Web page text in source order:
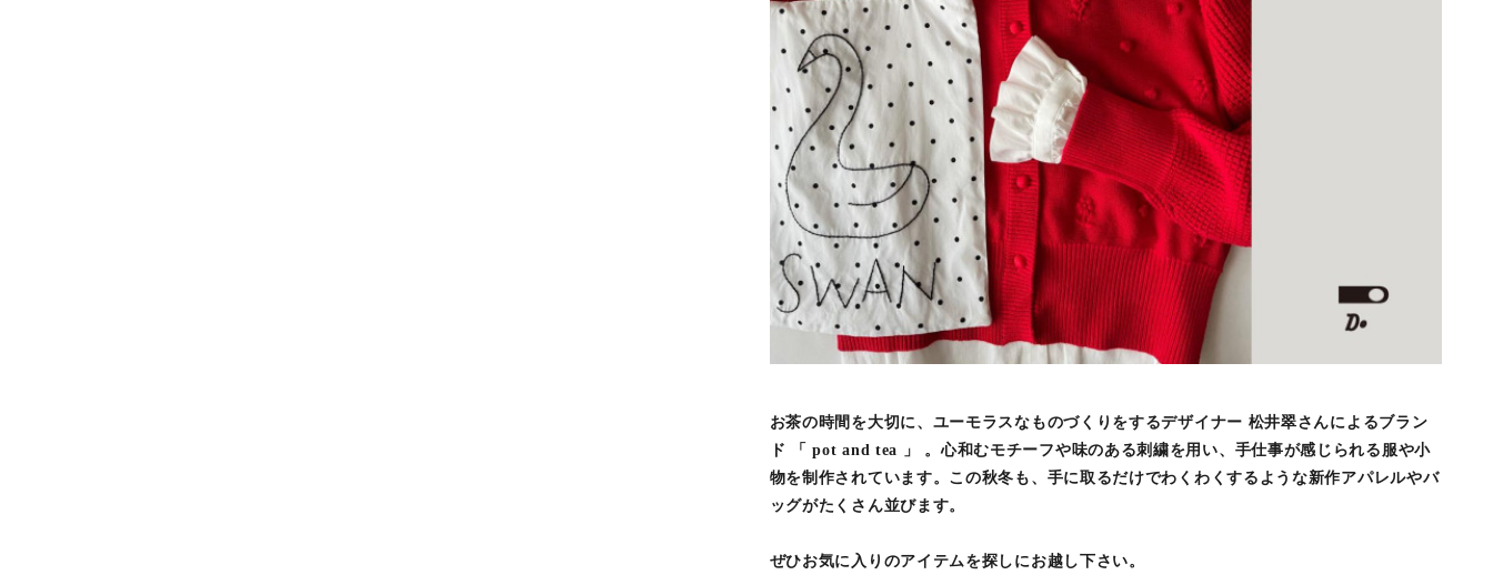
お茶の時間を大切に、ユーモラスなものづくりをするデザイナー 松井翠さんによるブラン
ド 「 pot and tea 」 。心和むモチーフや味のある刺繍を用い、手仕事が感じられる服や小
物を制作されています。この秋冬も、手に取るだけでわくわくするような新作アパレルやバ
ッグがたくさん並びます。
ぜひお気に入りのアイテムを探しにお越し下さい。